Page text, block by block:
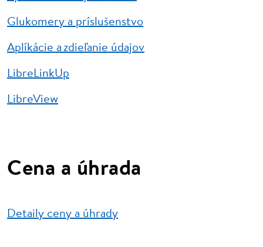
Glukomery a príslušenstvo
Aplíkácie a zdieľanie údajov
LibreLinkUp
LibreView
Cena a úhrada
Detaily ceny a úhrady